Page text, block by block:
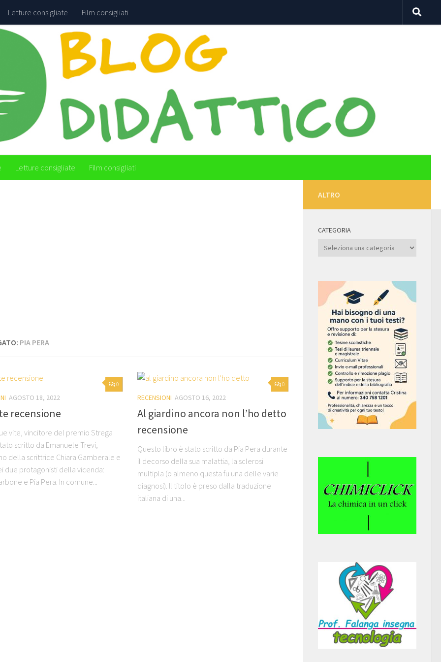
Letture consigliate Film consigliati
Letture consigliate Film consigliati
PIA PERA
0
AGOSTO 18, 2022
recensione
vite, vincitore del premio Strega
scritto da Emanuele Trevi,
della scrittrice Chiara Gamberale e
due protagonisti della vicenda:
e Pia Pera. In comune...
0
RECENSIONI AGOSTO 16, 2022
Al giardino ancora non l’ho detto
recensione
Questo libro è stato scritto da Pia Pera durante
il decorso della sua malattia, la sclerosi
multipla (o almeno questa fu una delle varie
diagnosi). Il titolo è preso dalla traduzione
italiana di una...
ALTRO
CATEGORIA
Categoria